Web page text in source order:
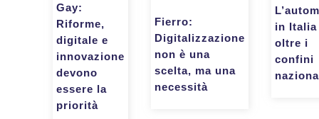
Gay:
Riforme,
digitale e
innovazione
devono
essere la
priorità
Fierro:
Digitalizzazione
non è una
scelta, ma una
necessità
in Italia
oltre i
confini